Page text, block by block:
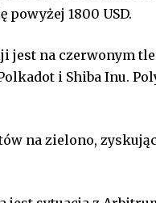
1800 USD.
jest na czerwonym
i Shiba Inu.
na zielono,